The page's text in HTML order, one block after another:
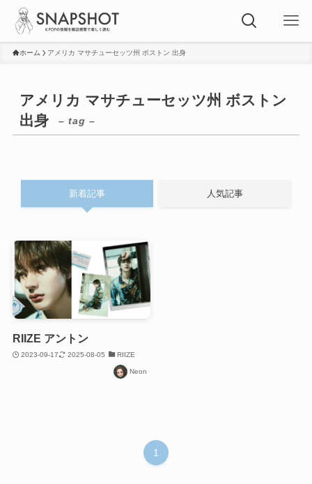
ホーム アメリカ マサチューセッツ州 ボストン 出身
アメリカ マサチューセッツ州 ボストン
出身
– tag –
新着記事 人気記事
RIIZE アントン
2023-09-17 2025-08-05 RIIZE
Neon
1